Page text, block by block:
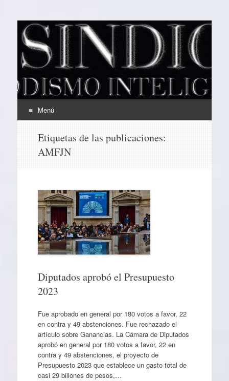
EL SINDICAL
Periodismo Inteligente
Menú
contenido
Etiquetas de las publicaciones:
AMFJN
Diputados aprobó el Presupuesto
2023
Fue aprobado en general por 180 votos a favor, 22
en contra y 49 abstenciones. Fue rechazado el
artículo sobre Ganancias. La Cámara de Diputados
aprobó en general por 180 votos a favor, 22 en
contra y 49 abstenciones, el proyecto de
Presupuesto 2023 que establece un gasto total de
casi 29 billones de pesos,…